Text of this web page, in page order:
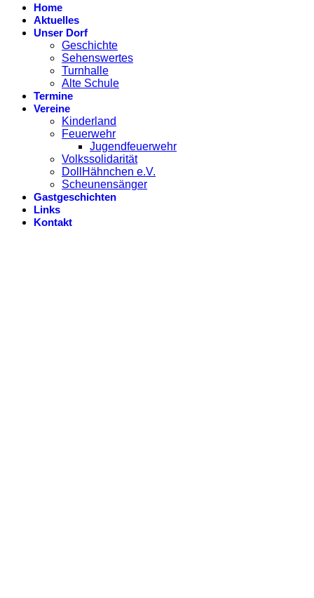
Home
Aktuelles
Unser Dorf
Geschichte
Sehenswertes
Turnhalle
Alte Schule
Termine
Vereine
Kinderland
Feuerwehr
Jugendfeuerwehr
Volkssolidarität
DollHähnchen e.V.
Scheunensänger
Gastgeschichten
Links
Kontakt